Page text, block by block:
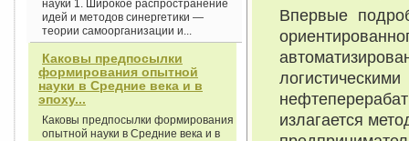
науки 1. Широкое распространение
идей и методов синергетики —
теории самоорганизации и...
Каковы предпосылки
формирования опытной
науки в Средние века и в
эпоху...
Каковы предпосылки формирования
опытной науки в Средние века и в
Впервые
излагается